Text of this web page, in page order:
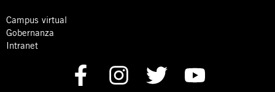
Campus virtual
Gobernanza
Intranet